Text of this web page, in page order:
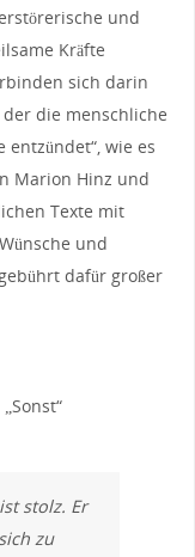
und
Kräfte
sich darin
die menschliche
wie es
Marion Hinz und
Texte mit
und
dafür großer
stolz. Er
zu